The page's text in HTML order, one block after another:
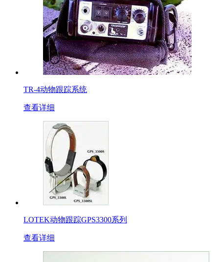
TR-4动物跟踪系统
查看详细
LOTEK动物跟踪GPS3300系列
查看详细